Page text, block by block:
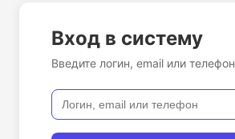
Вход в систему
Введите логин, email или телефон